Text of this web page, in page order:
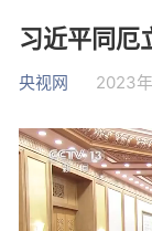
习近平同厄
央视网 2023